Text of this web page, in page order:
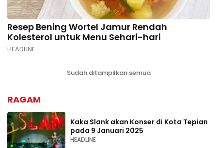
Resep Bening Wortel Jamur Rendah
Kolesterol untuk Menu Sehari-hari
HEADLINE
Sudah ditampilkan semua
RAGAM
Kaka Slank akan Konser di Kota Tepian
pada 9 Januari 2025
HEADLINE